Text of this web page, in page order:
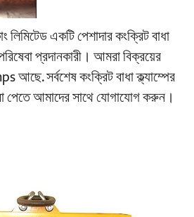
লিমিটেড একটি পেশাদার কংক্রিট বাধা
প্রদানকারী। আমরা বিক্রয়ের
আছে. সর্বশেষ কংক্রিট বাধা ক্ল্যাম্পের
পেতে আমাদের সাথে যোগাযোগ করুন।